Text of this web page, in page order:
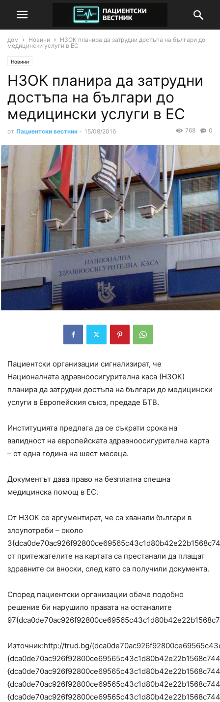
дом Новини
НЗОК планира да затрудни достъпа на българи до
медицински услуги в ЕС
Новини
НЗОК планира да затрудни
достъпа на българи до
медицински услуги в ЕС
от Пациентски вестник - 15/08/2016 0
768
Пациентски организации сигнализират, че
Националната здравноосигурителна каса (НЗОК)
планира да затрудни достъпа на българи до медицински
услуги в Европейския съюз, предаде БТВ.
Институцията предлага да се съкрати срока на
валидност на европейската здравноосигурителна карта
– от една година на шест месеца.
Документът дава право на безплатна спешна
медицинска помощ в ЕС.
От НЗОК се аргументират, че са хванали българи в
злоупотреби – около
от притежателите на картата са престанали да плащат
здравните си вноски, след като са получили документа.
Според пациентски организации обаче подобно
решение би нарушило правата на останалите
Източник:http://trud.bg/